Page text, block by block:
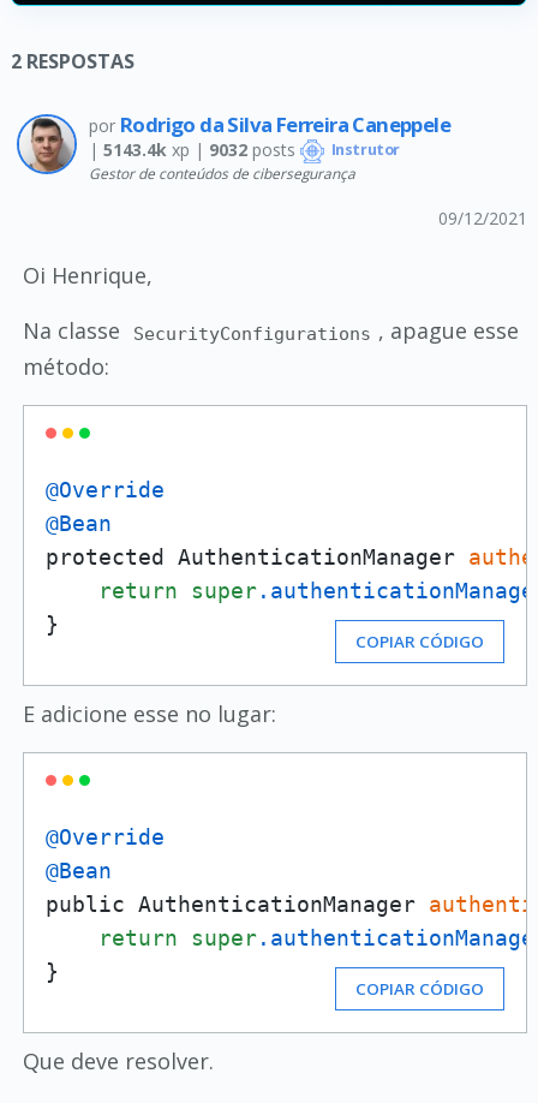
2 RESPOSTAS
por Rodrigo da Silva Ferreira Caneppele
| 5143.4k xp | 9032posts Instrutor
Gestor de conteúdos de cibersegurança
09/12/2021
Oi Henrique,
Na classe
SecurityConfigurations , apague esse
método:
@Override
@Bean
protected AuthenticationManager
return
super
}
COPIAR CÓDIGO
E adicione esse no lugar:
@Override
@Bean
public AuthenticationManager
return
super
}
COPIAR CÓDIGO
Que deve resolver.